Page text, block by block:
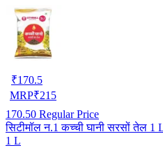
₹170.5
MRP₹215
170.50 Regular Price
सिटीमॉल न.1 कच्ची घानी सरसों तेल 1
1 L